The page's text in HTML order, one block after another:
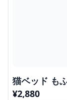
猫ベッド も
¥2,880